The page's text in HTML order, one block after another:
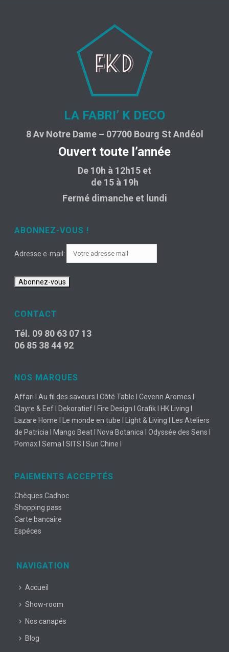
LA FABRI’ K DECO
8 Av Notre Dame – 07700 Bourg St Andéol
Ouvert toute l’année
De 10h à 12h15 et
de 15 à 19h
Fermé dimanche et lundi
ABONNEZ-VOUS !
Adresse e-mail:
CONTACT
Tél. 09 80 63 07 13
06 85 38 44 92
NOS MARQUES
Affari I Au fil des saveurs I Côté Table I Cevenn Aromes I
Clayre & Eef I Dekoratief I Fire Design I Grafik I HK Living I
Lazare Home I Le monde en tube I Light & Living I Les Ateliers
de Patricia I Mango Beat I Nova Botanica I Odyssée des Sens I
Pomax I Sema I SITS I Sun Chine I
PAIEMENTS ACCEPTÉS
Chèques Cadhoc
Shopping pass
Carte bancaire
Espéces
NAVIGATION
Accueil
Show-room
Nos canapés
Blog